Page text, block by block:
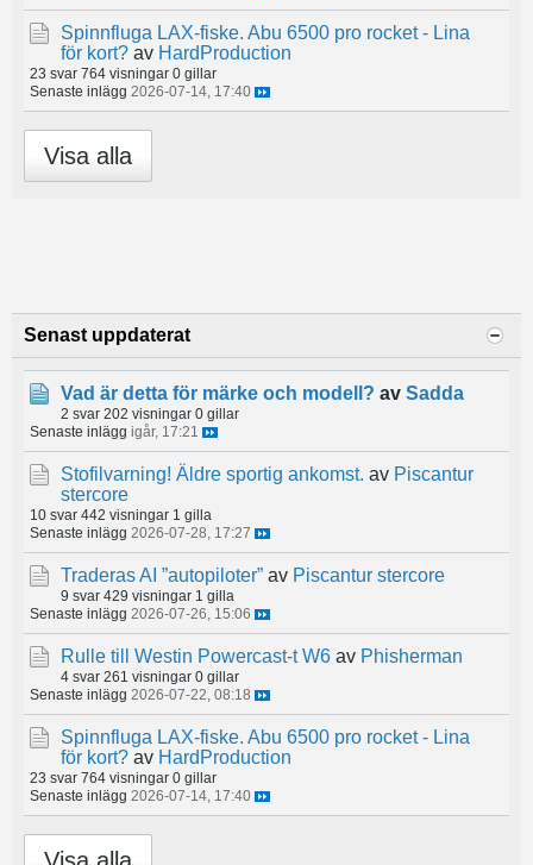
Spinnfluga LAX-fiske. Abu 6500 pro rocket - Lina
för kort? av HardProduction
23 svar 764 visningar 0 gillar
Senaste inlägg 2026-07-14, 17:40
Visa alla
Senast uppdaterat
Vad är detta för märke och modell? av Sadda
2 svar 202 visningar 0 gillar
Senaste inlägg igår, 17:21
Stofilvarning! Äldre sportig ankomst. av Piscantur
stercore
10 svar 442 visningar 1 gilla
Senaste inlägg 2026-07-28, 17:27
Traderas AI ”autopiloter” av Piscantur stercore
9 svar 429 visningar 1 gilla
Senaste inlägg 2026-07-26, 15:06
Rulle till Westin Powercast-t W6 av Phisherman
4 svar 261 visningar 0 gillar
Senaste inlägg 2026-07-22, 08:18
Spinnfluga LAX-fiske. Abu 6500 pro rocket - Lina
för kort? av HardProduction
23 svar 764 visningar 0 gillar
Senaste inlägg 2026-07-14, 17:40